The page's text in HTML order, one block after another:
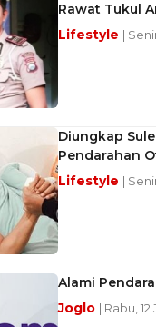
Rawat Tukul
Lifestyle |
Diungkap
Pendarahan
Lifestyle |
Alami
Joglo | Rabu,